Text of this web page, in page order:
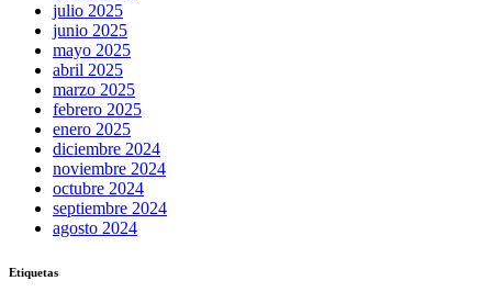
julio 2025
junio 2025
mayo 2025
abril 2025
marzo 2025
febrero 2025
enero 2025
diciembre 2024
noviembre 2024
octubre 2024
septiembre 2024
agosto 2024
Etiquetas